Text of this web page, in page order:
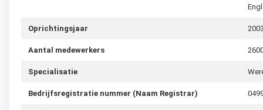
Oprichtingsjaar
Aantal medewerkers
Specialisatie
Bedrijfsregistratie nummer (Naam Registrar)